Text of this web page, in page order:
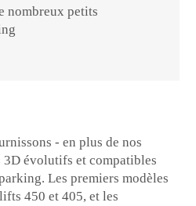
- en plus de nos
3D évolutifs et compatibles
Les premiers modèles
450 et 405, et les